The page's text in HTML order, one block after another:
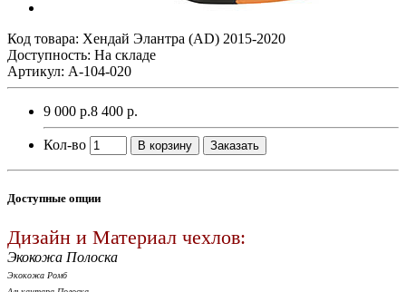
Код товара: Хендай Элантра (AD) 2015-2020
Доступность: На складе
Артикул: A-104-020
9 000 р.8 400 р.
Кол-во В корзину Заказать
Доступные опции
Дизайн и Материал чехлов:
Экокожа Полоска
Экокожа Ромб